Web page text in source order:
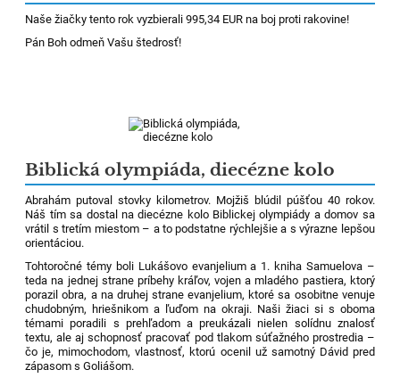
Naše žiačky tento rok vyzbierali 995,34 EUR na boj proti rakovine!
Pán Boh odmeň Vašu štedrosť!
Biblická olympiáda, diecézne kolo
Abrahám putoval stovky kilometrov. Mojžiš blúdil púšťou 40 rokov.
Náš tím sa dostal na diecézne kolo Biblickej olympiády a domov sa
vrátil s tretím miestom – a to podstatne rýchlejšie a s výrazne lepšou
orientáciou.
Tohtoročné témy boli Lukášovo evanjelium a 1. kniha Samuelova –
teda na jednej strane príbehy kráľov, vojen a mladého pastiera, ktorý
porazil obra, a na druhej strane evanjelium, ktoré sa osobitne venuje
chudobným, hriešnikom a ľuďom na okraji. Naši žiaci si s oboma
témami poradili s prehľadom a preukázali nielen solídnu znalosť
textu, ale aj schopnosť pracovať pod tlakom súťažného prostredia –
čo je, mimochodom, vlastnosť, ktorú ocenil už samotný Dávid pred
zápasom s Goliášom.